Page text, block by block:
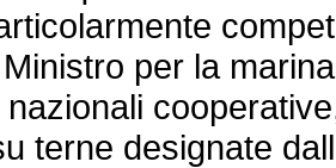
per la
terne designate